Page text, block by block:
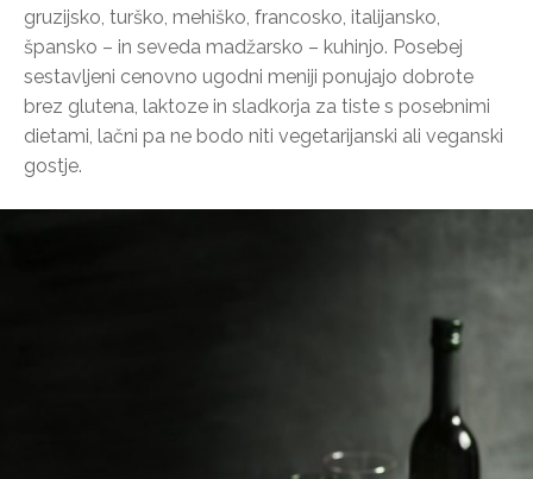
gruzijsko, turško, mehiško, francosko, italijansko,
špansko – in seveda madžarsko – kuhinjo. Posebej
sestavljeni cenovno ugodni meniji ponujajo dobrote
brez glutena, laktoze in sladkorja za tiste s posebnimi
dietami, lačni pa ne bodo niti vegetarijanski ali veganski
gostje.